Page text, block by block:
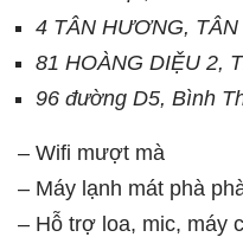
4 TÂN HƯƠNG, TÂN
81 HOÀNG DIỆU 2,
96 đường D5, Bình
– Wifi mượt mà
– Máy lạnh mát phà
– Hỗ trợ loa, mic, máy